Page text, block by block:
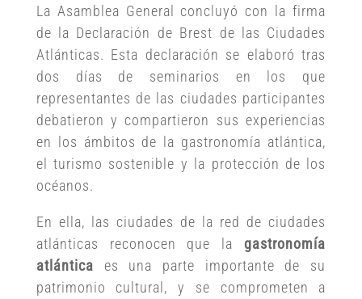
La Asamblea General concluyó con la firma
de la Declaración de Brest de las Ciudades
Atlánticas. Esta declaración se elaboró tras
dos días de seminarios en los que
representantes de las ciudades participantes
debatieron y compartieron sus experiencias
en los ámbitos de la gastronomía atlántica,
el turismo sostenible y la protección de los
océanos.
En ella, las ciudades de la red de ciudades
atlánticas reconocen que la gastronomía
atlántica es una parte importante de su
patrimonio cultural, y se comprometen a